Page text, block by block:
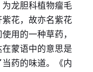
龙胆科植物瘤毛
花，故亦名紫花
用的一种草药，
蒙语中的意思是
药的味道。《内